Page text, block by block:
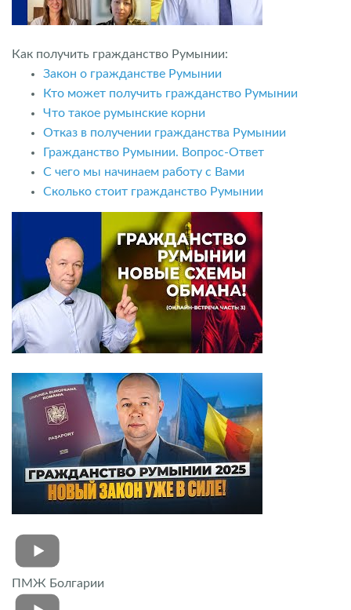
Как получить гражданство Румынии:
Закон о гражданстве Румынии
Кто может получить гражданство Румынии
Что такое румынские корни
Отказ в получении гражданства Румынии
Гражданство Румынии. Вопрос-Ответ
С чего мы начинаем работу с Вами
Сколько стоит гражданство Румынии
ПМЖ Болгарии